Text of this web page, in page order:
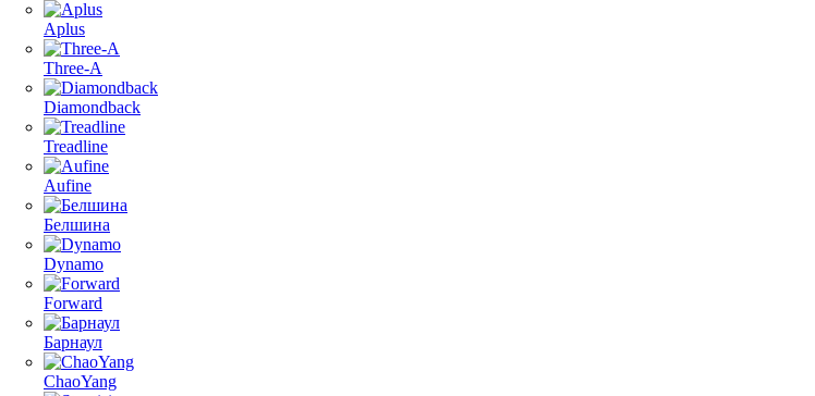
Aplus
Three-A
Diamondback
Treadline
Aufine
Белшина
Dynamo
Forward
Барнаул
ChaoYang